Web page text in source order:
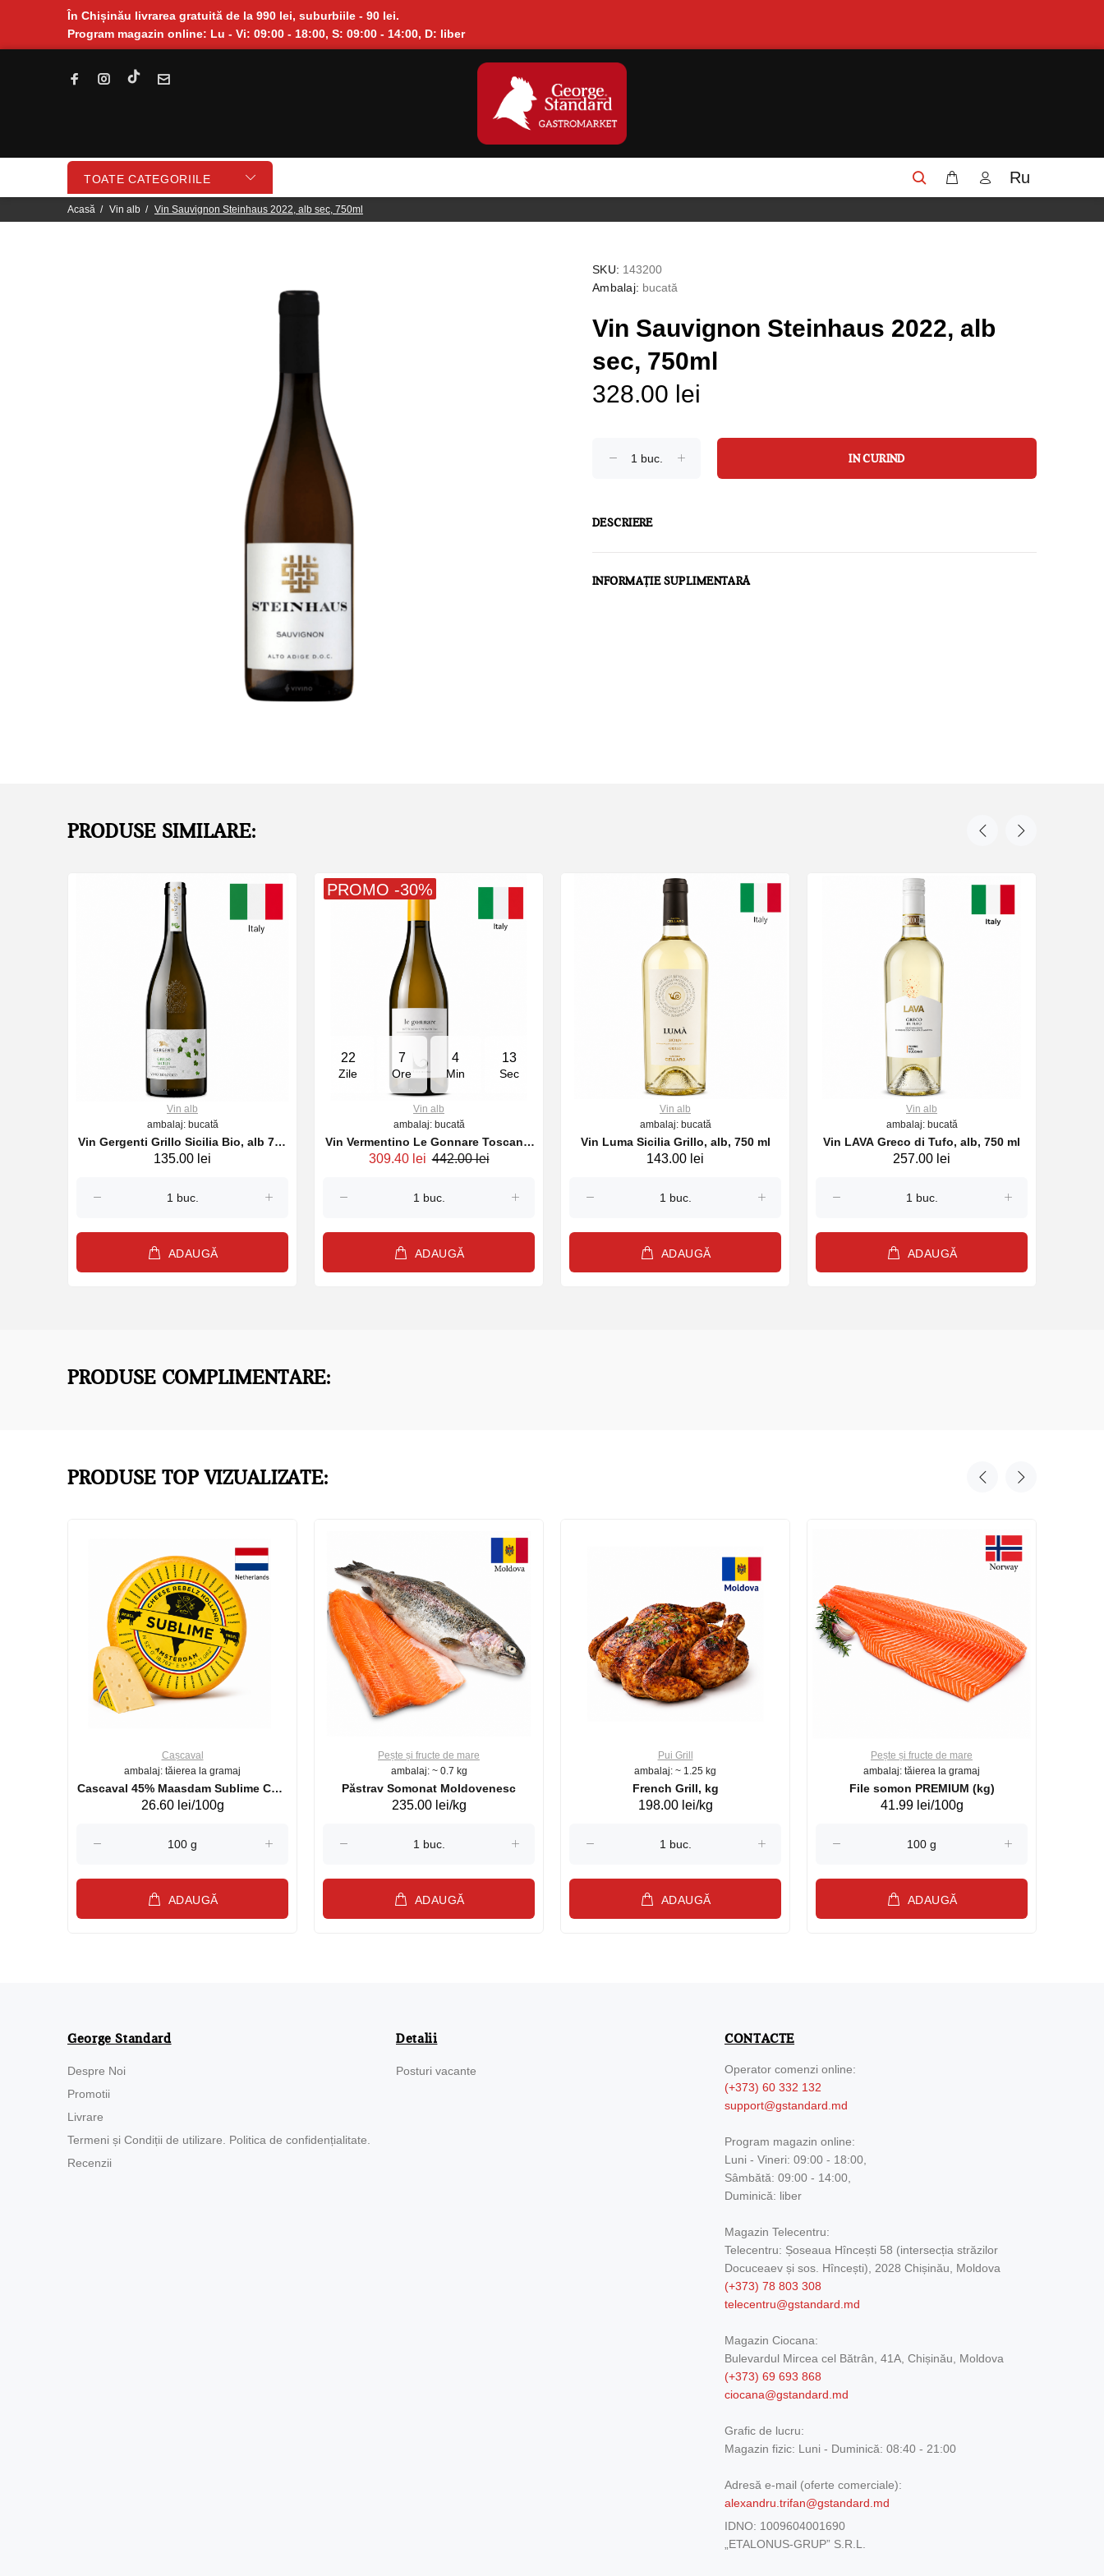
În Chișinău livrarea gratuită de la 990 lei, suburbiile - 90 lei.
Program magazin online: Lu - Vi: 09:00 - 18:00, S: 09:00 - 14:00, D: liber
TOATE CATEGORIILE Ru
Acasă Vin alb Vin Sauvignon Steinhaus 2022, alb sec, 750ml
SKU: 143200
Ambalaj: bucată
Vin Sauvignon Steinhaus 2022, alb
sec, 750ml
328.00 lei
IN CURIND
DESCRIERE
INFORMAȚIE SUPLIMENTARĂ
PRODUSE SIMILARE:
Vin alb
ambalaj: bucată
Vin Gergenti Grillo Sicilia Bio, alb 750
ml
135.00 lei
ADAUGĂ
22
Zile
7
Ore
4
Min
12
Sec
PROMO -30%
Vin alb
ambalaj: bucată
Vin Vermentino Le Gonnare Toscana,
alb 750ml
309.40 lei 442.00 lei
ADAUGĂ
Vin alb
ambalaj: bucată
Vin Luma Sicilia Grillo, alb, 750 ml
143.00 lei
ADAUGĂ
Vin alb
ambalaj: bucată
Vin LAVA Greco di Tufo, alb, 750 ml
257.00 lei
ADAUGĂ
PRODUSE COMPLIMENTARE:
PRODUSE TOP VIZUALIZATE:
Cașcaval
ambalaj: tăierea la gramaj
Cascaval 45% Maasdam Sublime Cow
(075002)
26.60 lei/100g
ADAUGĂ
Pește și fructe de mare
ambalaj: ~ 0.7 kg
Păstrav Somonat Moldovenesc
235.00 lei/kg
ADAUGĂ
Pui Grill
ambalaj: ~ 1.25 kg
French Grill, kg
198.00 lei/kg
ADAUGĂ
Pește și fructe de mare
ambalaj: tăierea la gramaj
File somon PREMIUM (kg)
41.99 lei/100g
ADAUGĂ
George Standard
Despre Noi
Promotii
Livrare
Termeni și Condiții de utilizare. Politica de confidențialitate.
Recenzii
Detalii
Posturi vacante
CONTACTE
Operator comenzi online:
(+373) 60 332 132
support@gstandard.md
Program magazin online:
Luni - Vineri: 09:00 - 18:00,
Sâmbătă: 09:00 - 14:00,
Duminică: liber
Magazin Telecentru:
Telecentru: Șoseaua Hîncești 58 (intersecția străzilor
Docuceaev și sos. Hîncești), 2028 Chișinău, Moldova
(+373) 78 803 308
telecentru@gstandard.md
Magazin Ciocana:
Bulevardul Mircea cel Bătrân, 41A, Chișinău, Moldova
(+373) 69 693 868
ciocana@gstandard.md
Grafic de lucru:
Magazin fizic: Luni - Duminică: 08:40 - 21:00
Adresă e-mail (oferte comerciale):
alexandru.trifan@gstandard.md
IDNO: 1009604001690
„ETALONUS-GRUP” S.R.L.